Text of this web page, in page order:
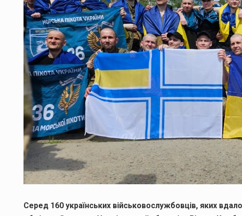
Серед 160 українських військовослужбовців, яких